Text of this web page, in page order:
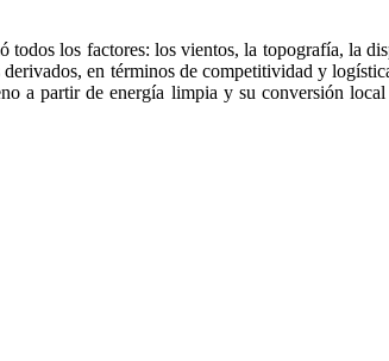
los factores: los vientos, la topografía, la
en términos de competitividad y
a partir de energía limpia y su conversión